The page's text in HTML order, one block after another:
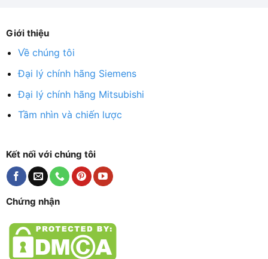
Giới thiệu
Về chúng tôi
Đại lý chính hãng Siemens
Đại lý chính hãng Mitsubishi
Tầm nhìn và chiến lược
Kết nối với chúng tôi
Chứng nhận